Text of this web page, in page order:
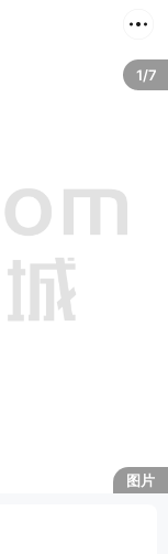
图片
1/7